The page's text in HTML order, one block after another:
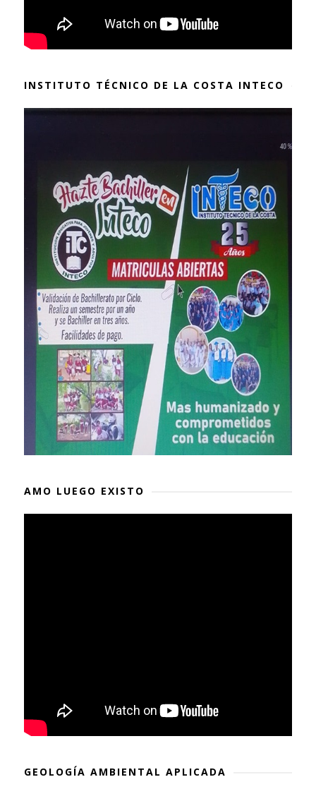
INSTITUTO TÉCNICO DE LA COSTA INTECO
AMO LUEGO EXISTO
GEOLOGÍA AMBIENTAL APLICADA